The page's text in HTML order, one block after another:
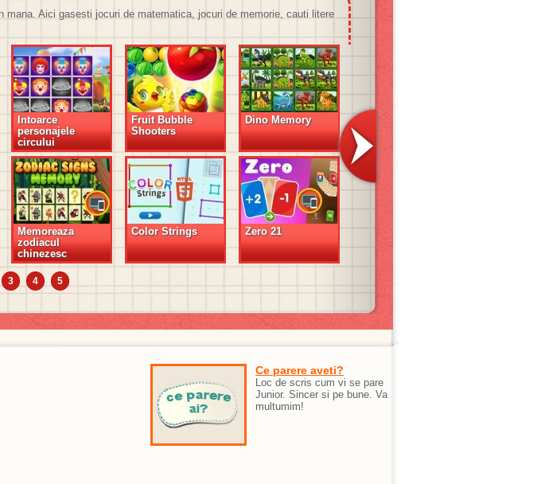
Aici gasesti jocuri de matematica, jocuri de memorie, cauti litere
Intoarce
personajele
circului
Fruit Bubble
Shooters
Dino Memory
Memoreaza
zodiacul
chinezesc
Color Strings Zero 21
3 4 5
Ce parere aveti?
Loc de scris cum vi se pare
Junior. Sincer si pe bune. Va
multumim!